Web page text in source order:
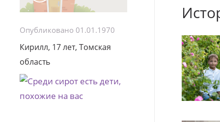
Опубликовано 01.01.1970
Кирилл, 17 лет, Томская
область